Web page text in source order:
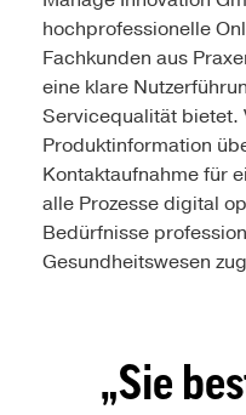
hochprofessionelle
Fachkunden aus
eine klare
Servicequalität bietet.
Produktinformation
Kontaktaufnahme für
alle Prozesse digital
Bedürfnisse
Gesundheitswesen
Sie